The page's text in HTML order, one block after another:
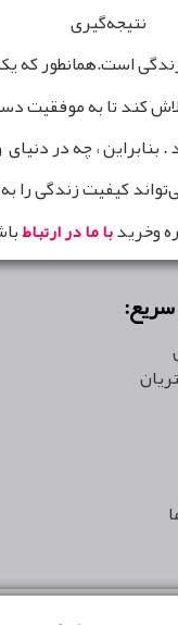
نتیجه‌گیری
است.همانطور که یک
کند تا به موفقیت
، چه در
کیفیت زندگی را
وخریدبا ما در ارتباط